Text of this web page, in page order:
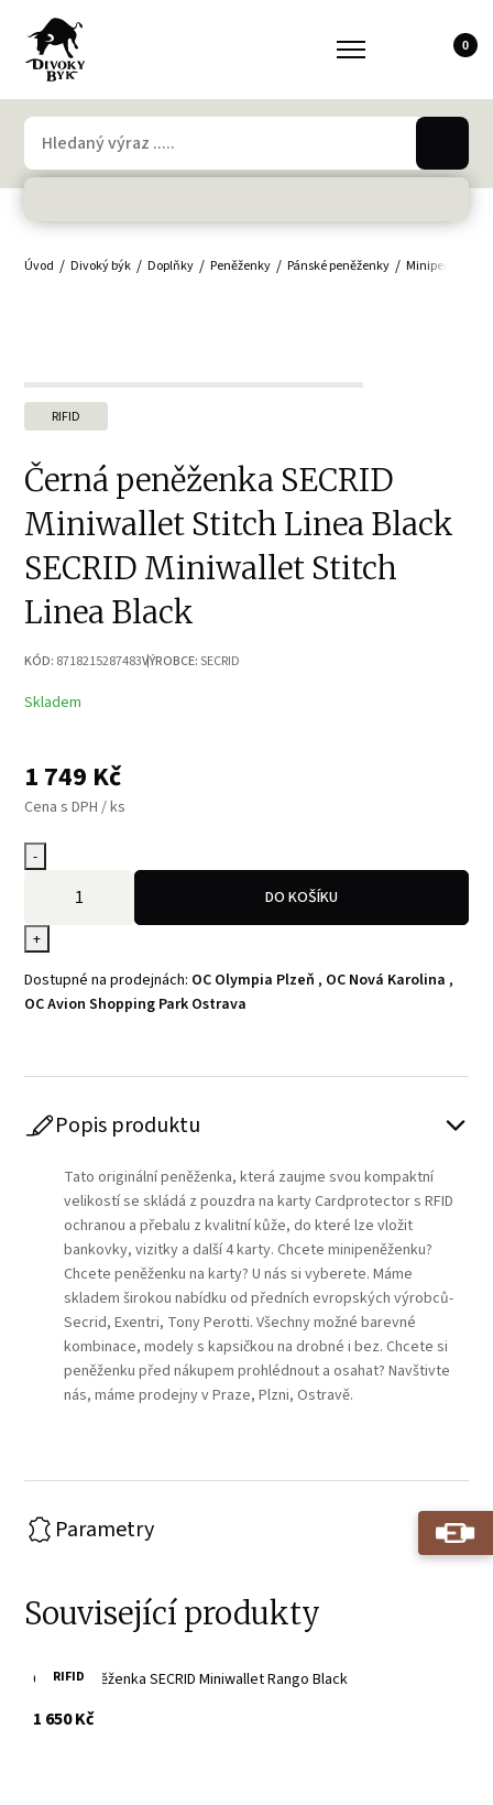
0
Úvod Divoký býk Doplňky Peněženky Pánské peněženky
RIFID
Černá peněženka SECRID
Miniwallet Stitch Linea Black
SECRID Miniwallet Stitch
Linea Black
KÓD: 8718215287483VÝROBCE: SECRID
Skladem
1 749 Kč
Cena s DPH / ks
-
+
DO KOŠÍKU
Dostupné na prodejnách: OC Olympia Plzeň , OC Nová Karolina ,
OC Avion Shopping Park Ostrava
Popis produktu
Tato originální peněženka, která zaujme svou kompaktní
velikostí se skládá z pouzdra na karty Cardprotector s RFID
ochranou a přebalu z kvalitní kůže, do které lze vložit
bankovky, vizitky a další 4 karty. Chcete minipeněženku?
Chcete peněženku na karty? U nás si vyberete. Máme
skladem širokou nabídku od předních evropských výrobců-
Secrid, Exentri, Tony Perotti. Všechny možné barevné
kombinace, modely s kapsičkou na drobné i bez. Chcete si
peněženku před nákupem prohlédnout a osahat? Navštivte
nás, máme prodejny v Praze, Plzni, Ostravě.
Parametry
Související produkty
RIFID
Černá peněženka SECRID Miniwallet Rango Black
1 650 Kčs DPH